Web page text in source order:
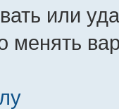
или
менять